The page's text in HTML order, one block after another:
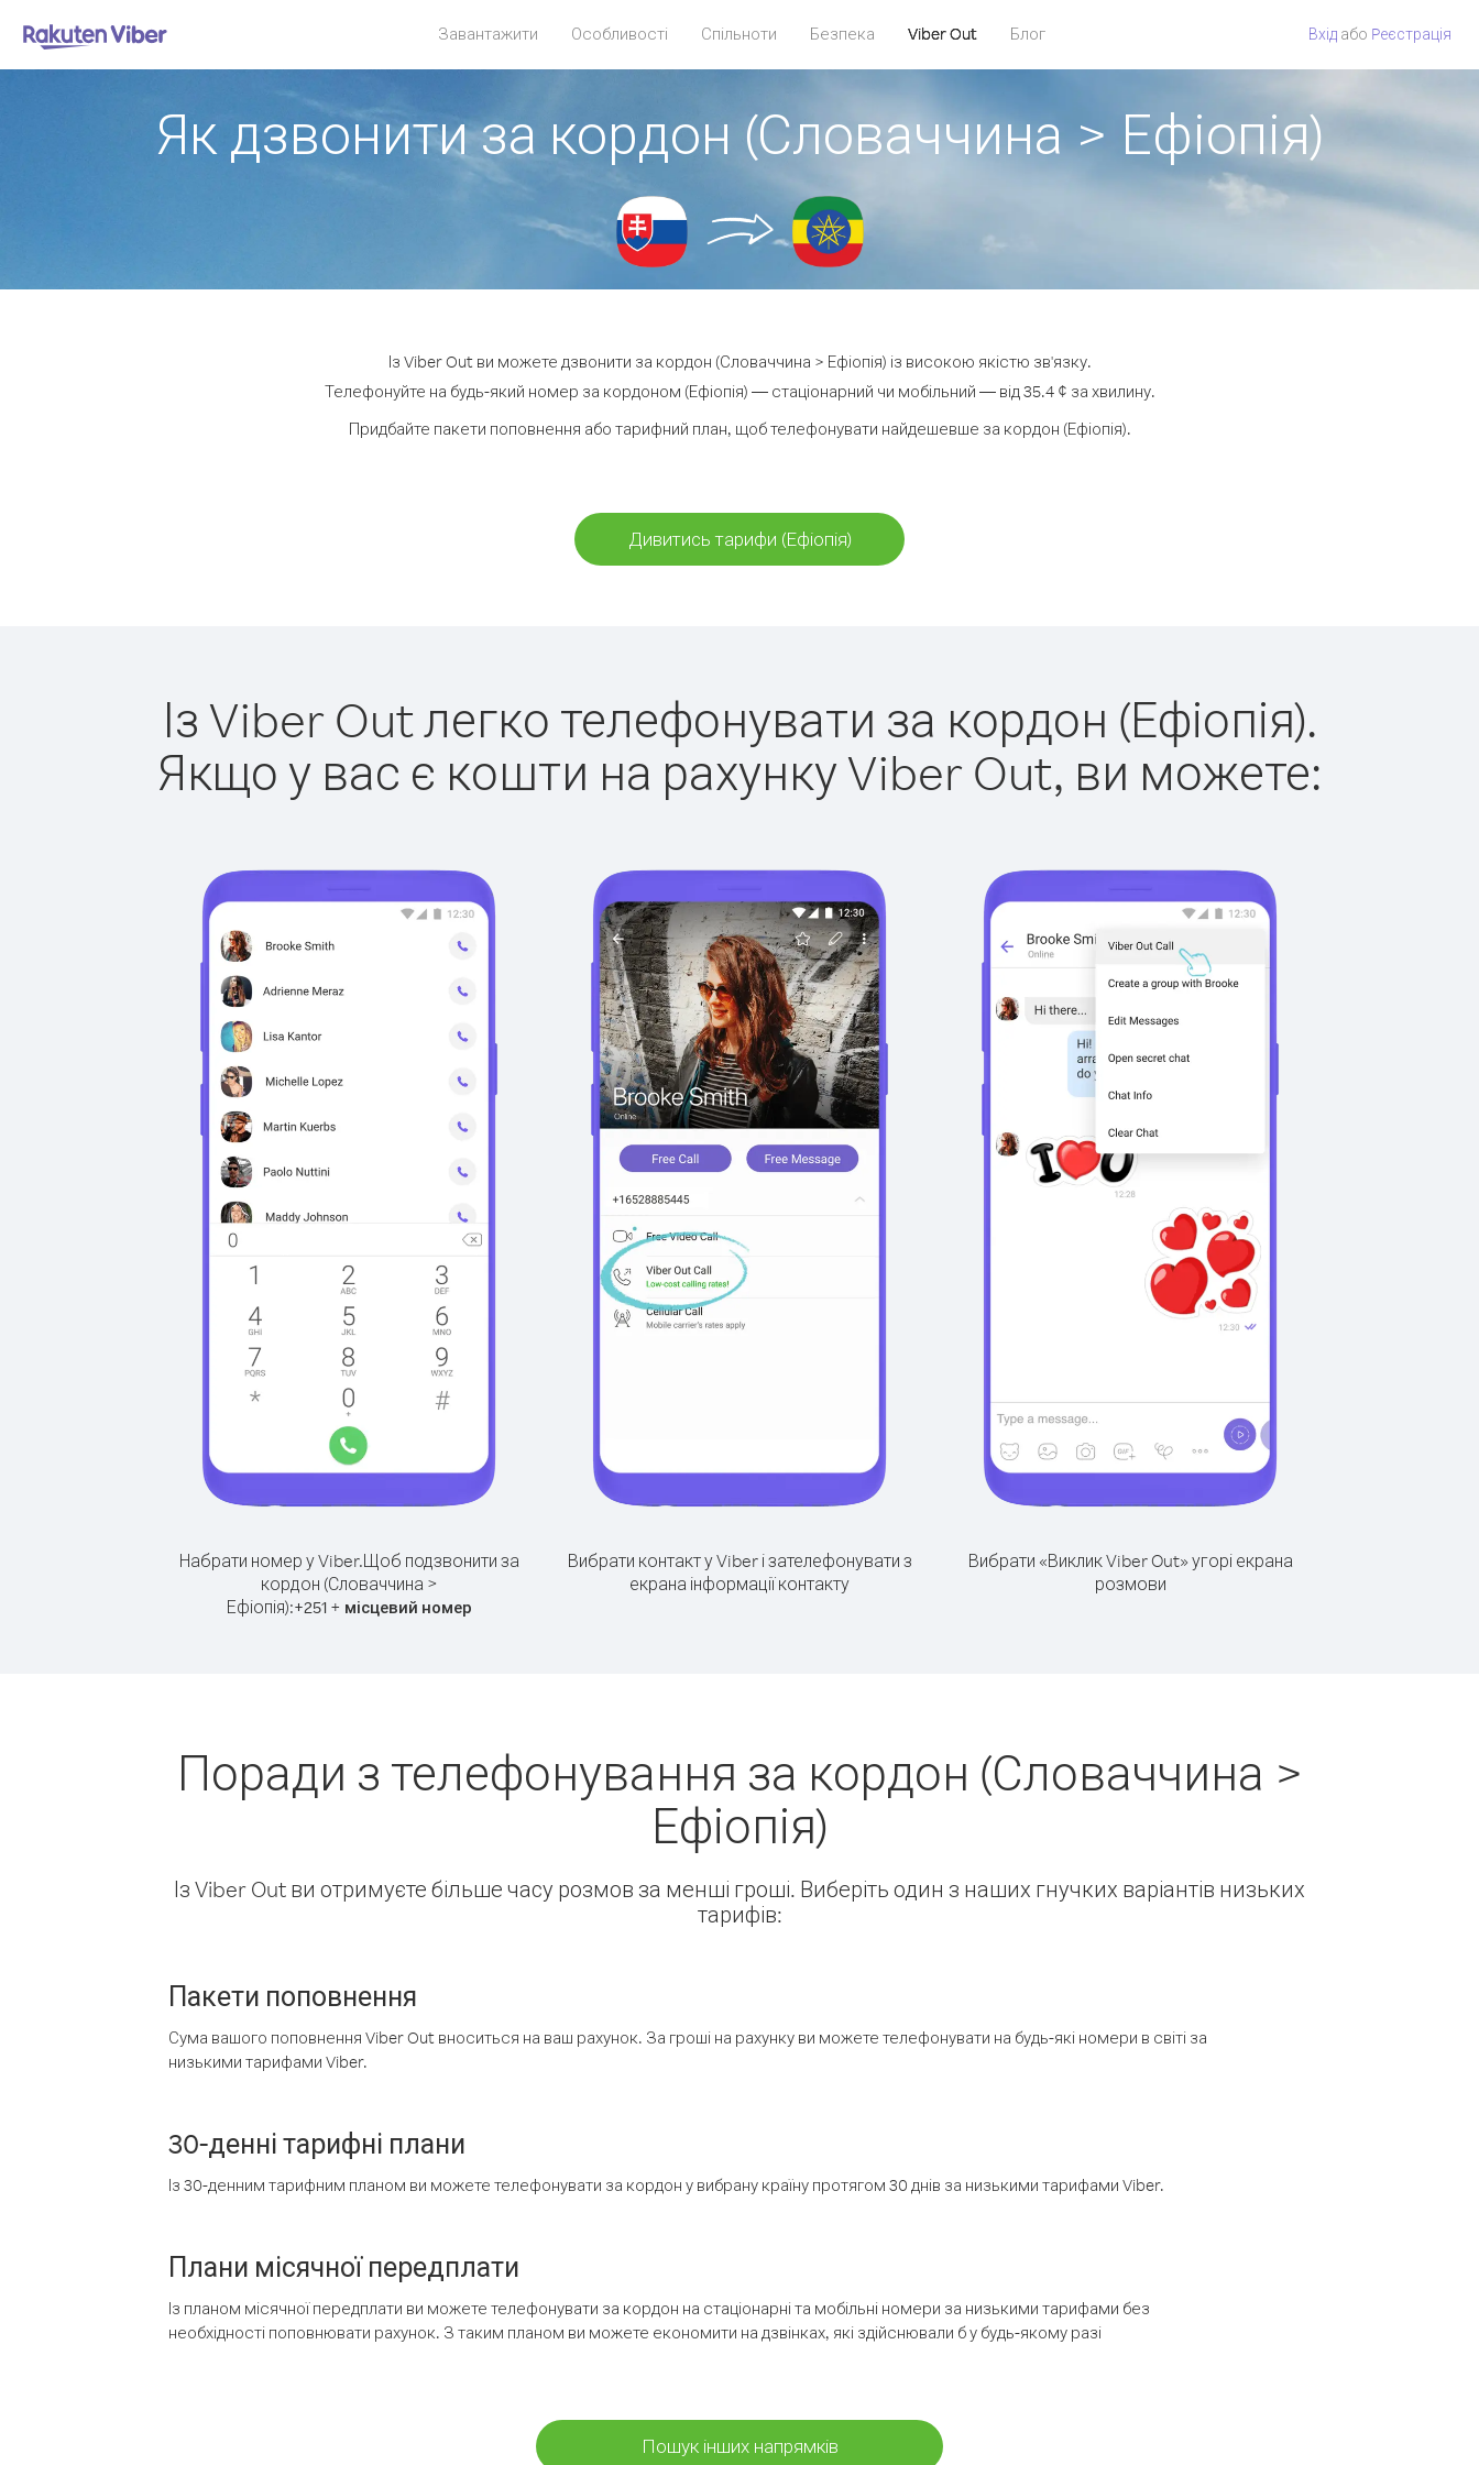
Завантажити Особливості Спільноти Безпека Viber Out Блог Вхід або Pеєстрація
Як дзвонити за кордон (Словаччина > Ефіопія)
Із Viber Out ви можете дзвонити за кордон (Словаччина > Ефіопія) із високою якістю зв'язку.
Телефонуйте на будь-який номер за кордоном (Ефіопія) — стаціонарний чи мобільний — від 35.4 ¢ за хвилину.
Придбайте пакети поповнення або тарифний план, щоб телефонувати найдешевше за кордон (Ефіопія).
Дивитись тарифи (Ефіопія)
Із Viber Out легко телефонувати за кордон (Ефіопія).
Якщо у вас є кошти на рахунку Viber Out, ви можете:
Набрати номер у Viber.Щоб подзвонити за
кордон (Словаччина >
Ефіопія):+251+ місцевий номер
Вибрати контакт у Viber і зателефонувати з
екрана інформації контакту
Вибрати «Виклик Viber Out» угорі екрана
розмови
Поради з телефонування за кордон (Словаччина >
Ефіопія)
Із Viber Out ви отримуєте більше часу розмов за менші гроші. Виберіть один з наших гнучких варіантів низьких
тарифів:
Пакети поповнення
Сума вашого поповнення Viber Out вноситься на ваш рахунок. За гроші на рахунку ви можете телефонувати на будь-які номери в світі за
низькими тарифами Viber.
30-денні тарифні плани
Із 30-денним тарифним планом ви можете телефонувати за кордон у вибрану країну протягом 30 днів за низькими тарифами Viber.
Плани місячної передплати
Із планом місячної передплати ви можете телефонувати за кордон на стаціонарні та мобільні номери за низькими тарифами без
необхідності поповнювати рахунок. З таким планом ви можете економити на дзвінках, які здійснювали б у будь-якому разі
Пошук інших напрямків